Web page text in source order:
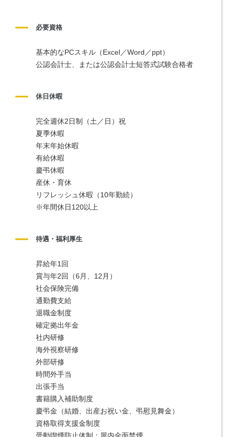
必要資格
基本的なPCスキル（Excel／Word／ppt）
公認会計士、または公認会計士短答式試験合格者
休日休暇
完全週休2日制（土／日）祝
夏季休暇
年末年始休暇
有給休暇
慶弔休暇
産休・育休
リフレッシュ休暇（10年勤続）
※年間休日120以上
待遇・福利厚生
昇給年1回
賞与年2回（6月、12月）
社会保険完備
通勤費支給
退職金制度
確定拠出年金
社内研修
海外視察研修
外部研修
時間外手当
出張手当
書籍購入補助制度
慶弔金（結婚、出産お祝い金、弔慰見舞金）
資格取得支援金制度
受動喫煙防止体制：屋内全面禁煙